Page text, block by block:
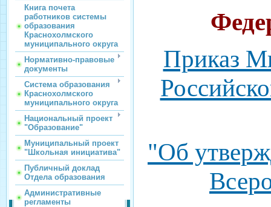
Книга почета
работников системы
образования
Краснохолмского
муниципального округа
Нормативно-правовые
документы
Система образования
Краснохолмского
муниципального округа
Национальный проект
"Образование"
Муниципальный проект
"Школьная инициатива"
Публичный доклад
Отдела образования
Административные
регламенты
Приказ
"Об